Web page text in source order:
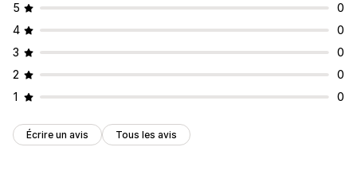
5
0
4
0
3
0
2
0
1
0
Écrire un avis Tous les avis